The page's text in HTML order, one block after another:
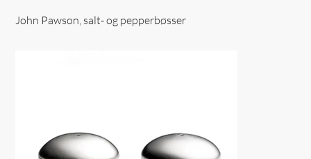
John Pawson, salt- og pepperbøsser